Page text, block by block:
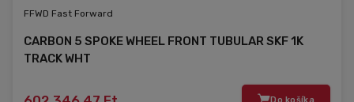
FFWD Fast Forward
CARBON 5 SPOKE WHEEL FRONT TUBULAR SKF 1K
TRACK WHT